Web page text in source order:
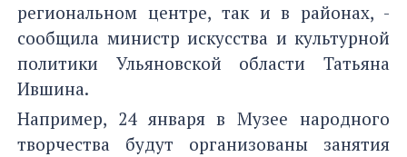
региональном центре, так и в районах, -
сообщила министр искусства и культурной
политики Ульяновской области Татьяна
Ившина.
Например, 24 января в Музее народного
творчества будут организованы занятия